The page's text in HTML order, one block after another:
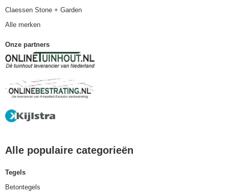
Claessen Stone + Garden
Alle merken
Onze partners
Alle populaire categorieën
Tegels
Betontegels